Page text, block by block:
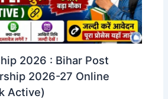
2026 : Bihar Post
2026-27 Online
Active)